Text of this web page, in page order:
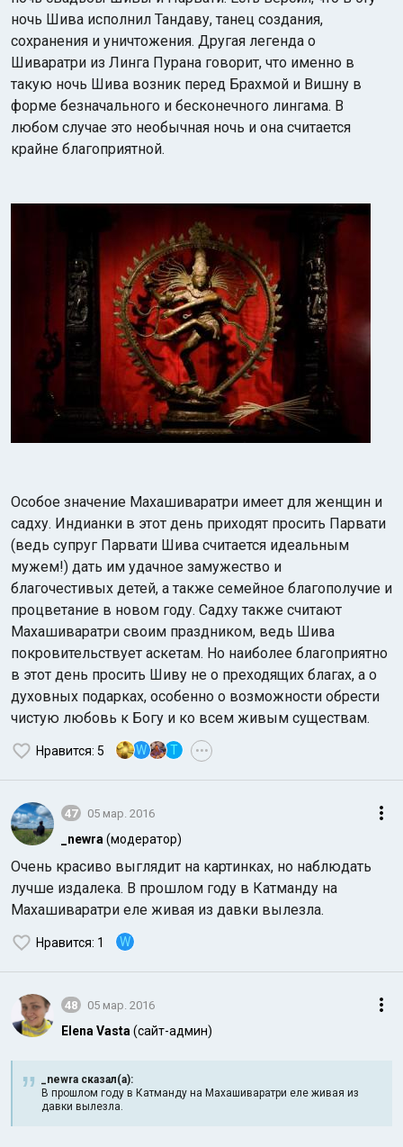
ночь Шива исполнил Тандаву, танец создания,
сохранения и уничтожения. Другая легенда о
Шиваратри из Линга Пурана говорит, что именно в
такую ночь Шива возник перед Брахмой и Вишну в
форме безначального и бесконечного лингама. В
любом случае это необычная ночь и она считается
крайне благоприятной.
Особое значение Махашиваратри имеет для женщин и
садху. Индианки в этот день приходят просить Парвати
(ведь супруг Парвати Шива считается идеальным
мужем!) дать им удачное замужество и
благочестивых детей, а также семейное благополучие и
процветание в новом году. Садху также считают
Махашиваратри своим праздником, ведь Шива
покровительствует аскетам. Но наиболее благоприятно
в этот день просить Шиву не о преходящих благах, а о
духовных подарках, особенно о возможности обрести
чистую любовь к Богу и ко всем живым существам.
Нравится: 5 W T •••
47 05 мар. 2016
_newra (модератор)
Очень красиво выглядит на картинках, но наблюдать
лучше издалека. В прошлом году в Катманду на
Махашиваратри еле живая из давки вылезла.
Нравится: 1 W
48 05 мар. 2016
Elena Vasta (сайт-админ)
_newra сказал(а):
В прошлом году в Катманду на Махашиваратри еле живая из
давки вылезла.